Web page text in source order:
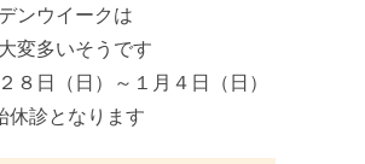
ンウイークは
変多いそうです
８日（日）～１月４日（日）
休診となります